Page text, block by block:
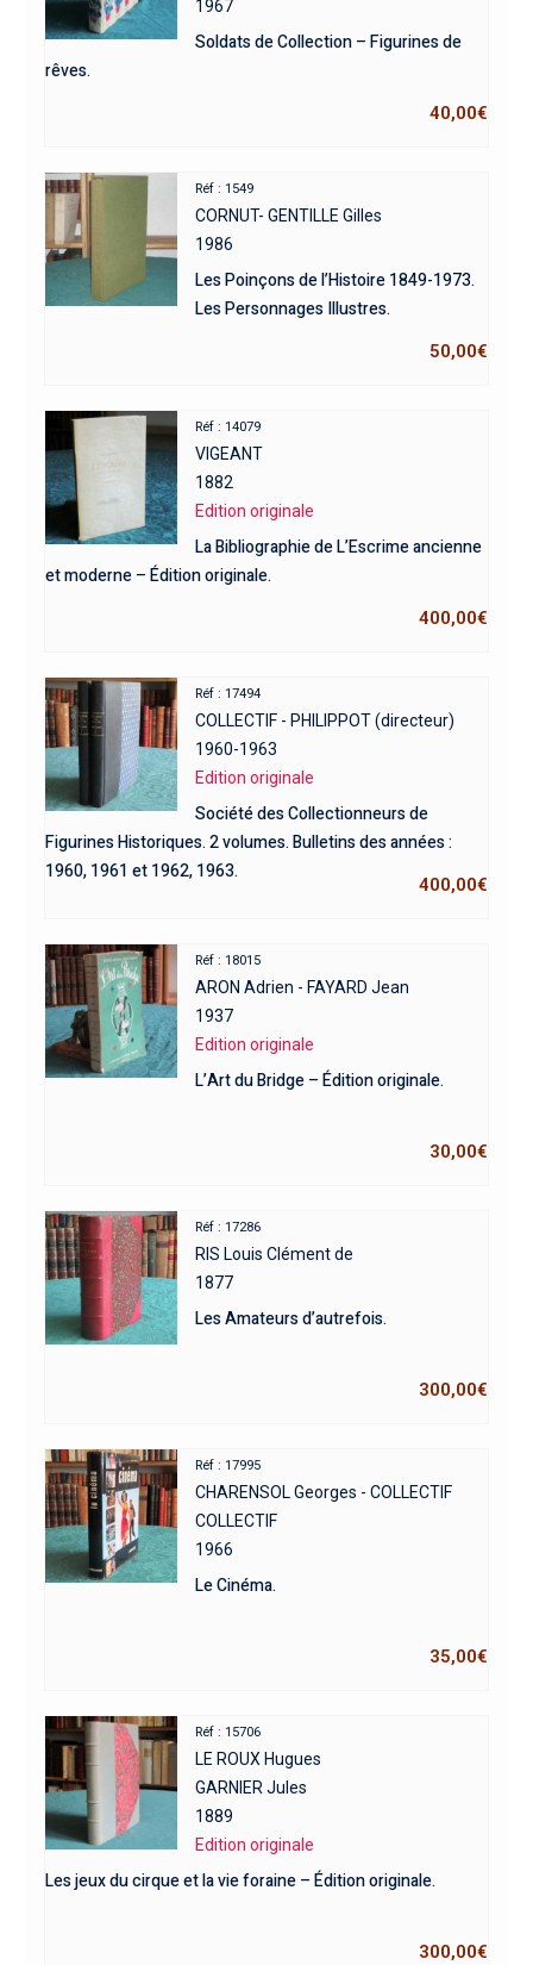
1967
Soldats de Collection – Figurines de
rêves.
40,00€
Réf : 1549
CORNUT- GENTILLE Gilles
1986
Les Poinçons de l’Histoire 1849-1973.
Les Personnages Illustres.
50,00€
Réf : 14079
VIGEANT
1882
Edition originale
La Bibliographie de L’Escrime ancienne
et moderne – Édition originale.
400,00€
Réf : 17494
COLLECTIF - PHILIPPOT (directeur)
1960-1963
Edition originale
Société des Collectionneurs de
Figurines Historiques. 2 volumes. Bulletins des années :
1960, 1961 et 1962, 1963.
400,00€
Réf : 18015
ARON Adrien - FAYARD Jean
1937
Edition originale
L’Art du Bridge – Édition originale.
30,00€
Réf : 17286
RIS Louis Clément de
1877
Les Amateurs d’autrefois.
300,00€
Réf : 17995
CHARENSOL Georges - COLLECTIF
COLLECTIF
1966
Le Cinéma.
35,00€
Réf : 15706
LE ROUX Hugues
GARNIER Jules
1889
Edition originale
Les jeux du cirque et la vie foraine – Édition originale.
300,00€